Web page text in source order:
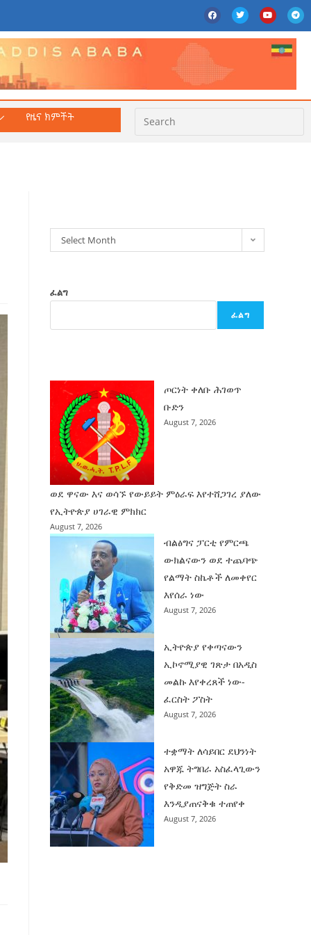
የዜና ክምችት
Select Month
ፈልግ
ፈልግ
ጦርነት ቀለቡ ሕገወጥ
ቡድን
August 7, 2026
ወደ ዋናው እና ወሳኙ የውይይት ምዕራፍ እየተሸጋገረ ያለው
የኢትዮጵያ ሀገራዊ ምክክር
August 7, 2026
ብልፅግና ፓርቲ የምርጫ
ውክልናውን ወደ ተጨባጭ
የልማት ስኬቶች ለመቀየር
እየሰራ ነው
August 7, 2026
ኢትዮጵያ የቀጣናውን
ኢኮኖሚያዊ ገጽታ በአዲስ
መልኩ እየቀረጸች ነው-
ፈርስት ፖስት
August 7, 2026
ተቋማት ለሳይበር ደህንነት
አዋጁ ትግበራ አስፈላጊውን
የቅድመ ዝግጅት ስራ
እንዲያጠናቅቁ ተጠየቀ
August 7, 2026